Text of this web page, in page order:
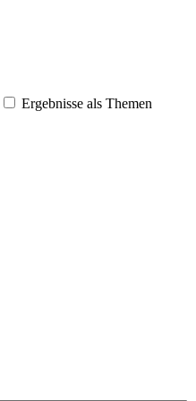
Ergebnisse als Themen